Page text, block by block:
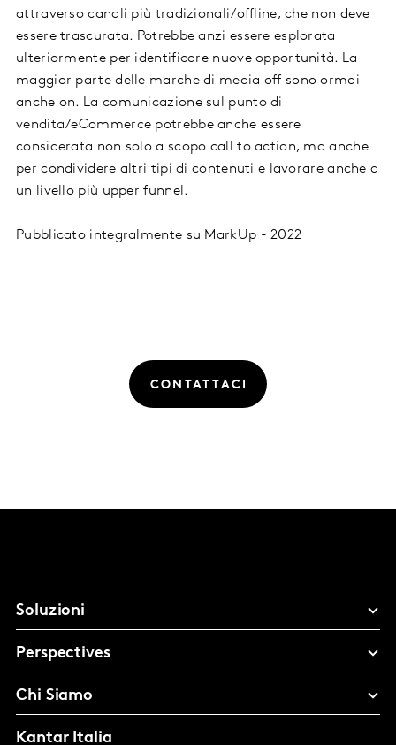
attraverso canali più tradizionali/offline, che non deve
essere trascurata. Potrebbe anzi essere esplorata
ulteriormente per identificare nuove opportunità. La
maggior parte delle marche di media off sono ormai
anche on. La comunicazione sul punto di
vendita/eCommerce potrebbe anche essere
considerata non solo a scopo call to action, ma anche
per condividere altri tipi di contenuti e lavorare anche a
un livello più upper funnel.
Pubblicato integralmente su MarkUp - 2022
CONTATTACI
Soluzioni
Perspectives
Chi Siamo
Kantar Italia